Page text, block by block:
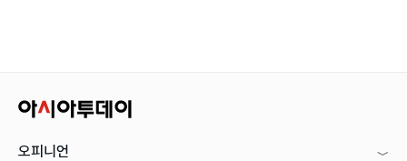
오피니언